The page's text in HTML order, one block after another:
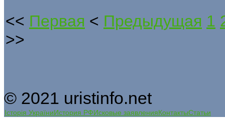
<< Первая < Предыдущая 1
>>
© 2021 uristinfo.net
Історія УкраїниИстория РФИсковые заявленияКонтактыСтатьи